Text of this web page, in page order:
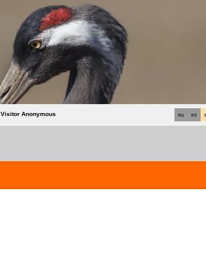
es
eu
Visitor Anonymous